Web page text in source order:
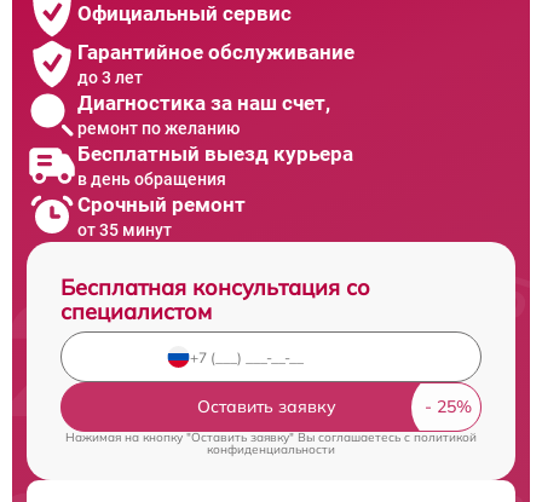
Официальный сервис
Гарантийное обслуживание
до 3 лет
Диагностика за наш счет,
ремонт по желанию
Бесплатный выезд курьера
в день обращения
Срочный ремонт
от 35 минут
Бесплатная консультация со
специалистом
Оставить заявку
Нажимая на кнопку "Оставить заявку" Вы соглашаетесь cполитикой
конфиденциальности